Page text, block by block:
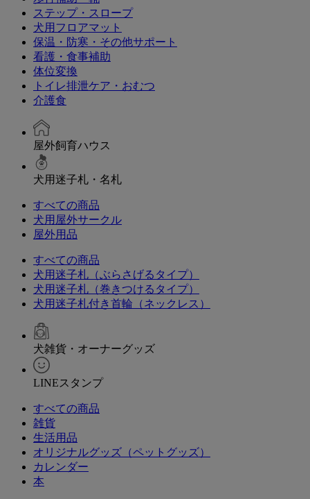
ステップ・スロープ
犬用フロアマット
保温・防寒・その他サポート
看護・食事補助
体位変換
トイレ排泄ケア・おむつ
介護食
屋外飼育ハウス
犬用迷子札・名札
すべての商品
犬用屋外サークル
屋外用品
すべての商品
犬用迷子札（ぶらさげるタイプ）
犬用迷子札（巻きつけるタイプ）
犬用迷子札付き首輪（ネックレス）
犬雑貨・オーナーグッズ
LINEスタンプ
すべての商品
雑貨
生活用品
オリジナルグッズ（ペットグッズ）
カレンダー
本